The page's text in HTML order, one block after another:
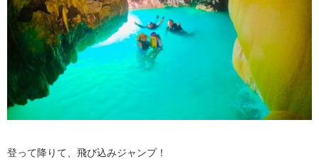
登って降りて、飛び込みジャンプ！